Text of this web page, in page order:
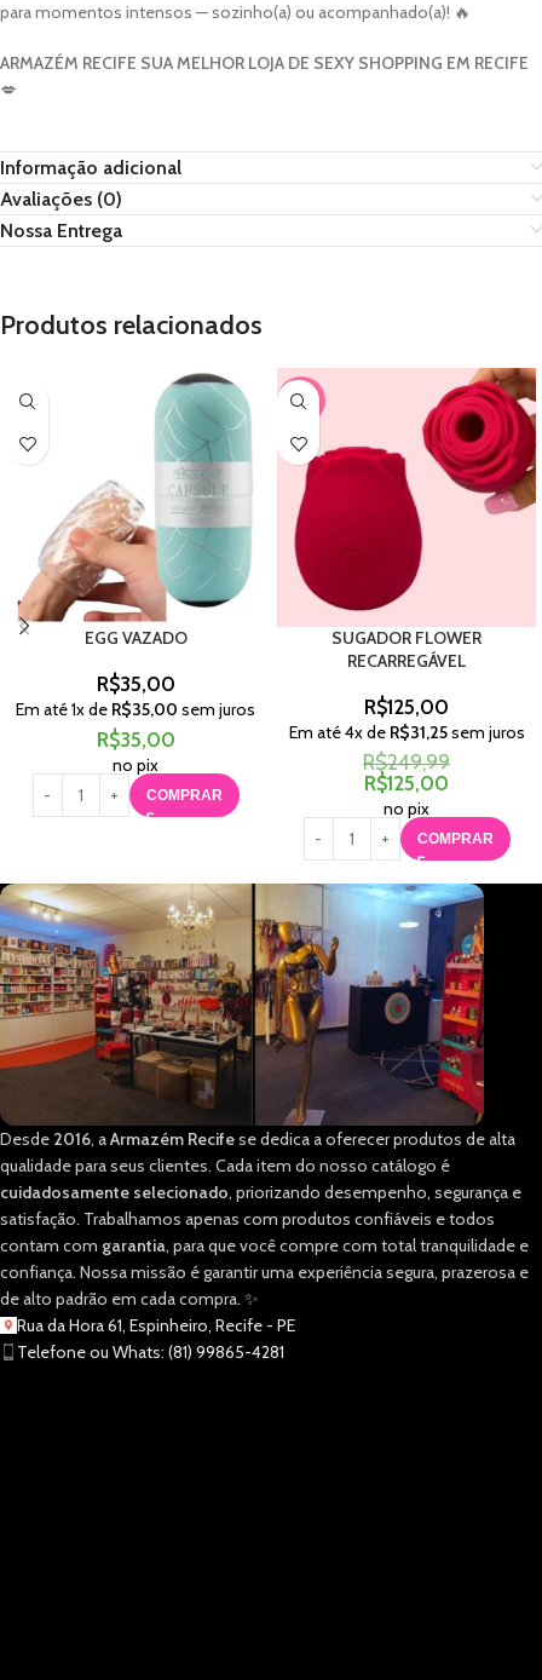
para momentos intensos — sozinho(a) ou acompanhado(a)! 🔥
ARMAZÉM RECIFE SUA MELHOR LOJA DE SEXY SHOPPING EM RECIFE
💋
Informação adicional
Avaliações (0)
Nossa Entrega
Produtos relacionados
EGG VAZADO
R$35,00
Em até1x de R$35,00 sem juros
R$35,00
no pix
COMPRAR
-50%
SUGADOR FLOWER
RECARREGÁVEL
R$125,00
Em até4x de R$31,25sem juros
R$249,99
R$125,00
no pix
COMPRAR
Desde 2016, aArmazém Recifese dedica a oferecer produtos de alta
qualidade para seus clientes. Cada item do nosso catálogo é
cuidadosamente selecionado, priorizando desempenho, segurança e
satisfação. Trabalhamos apenas com produtos confiáveis e todos
contam com garantia, para que você compre com total tranquilidade e
confiança. Nossa missão é garantir uma experiência segura, prazerosa e
de alto padrão em cada compra. ✨
Rua da Hora 61, Espinheiro, Recife - PE
Telefone ou Whats: (81) 99865-4281